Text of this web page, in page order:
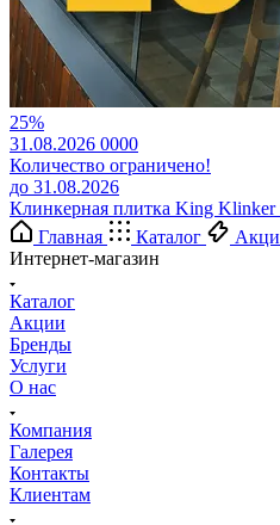
25%
31.08.2026 0000
Количество ограничено!
до 31.08.2026
Клинкерная плитка King Klinker
Главная
Каталог
Интернет-магазин
Каталог
Акции
Бренды
Услуги
О нас
Компания
Галерея
Контакты
Клиентам